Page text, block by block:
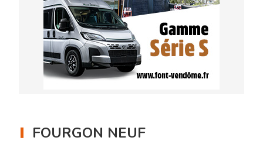
FOURGON NEUF